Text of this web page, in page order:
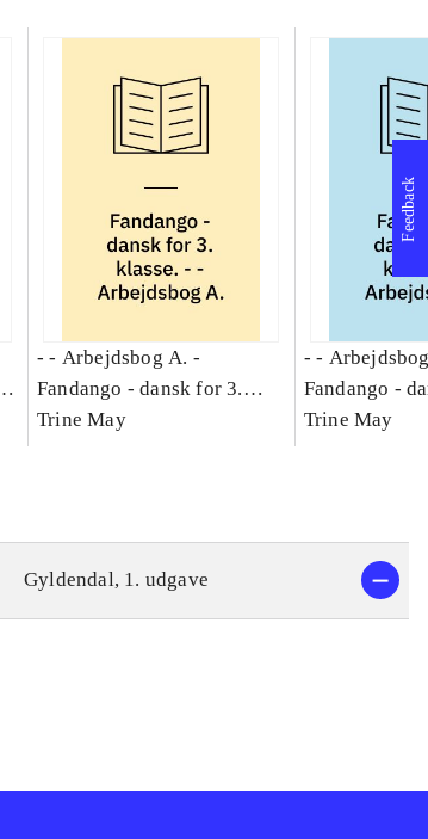
- - Arbejdsbog A. -
Fandango - dansk for 3.
klasse : grundbog. - -
Trine May
- -
Fandango -
klasse :
Trine May
Gyldendal, 1. udgave
Feedback